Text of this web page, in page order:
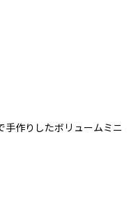
手作りしたボリュームミニ